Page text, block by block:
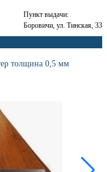
Пункт выдачи:
Боровичи, ул. Тинская, 33
толщина 0,5 мм